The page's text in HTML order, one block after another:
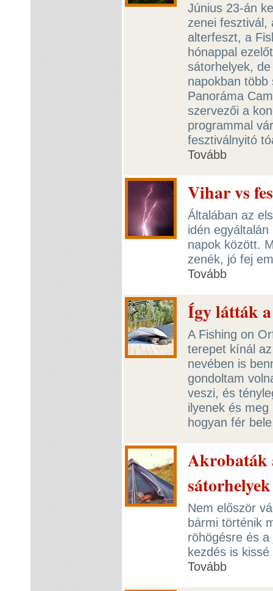
Június 23-án
zenei fesztivál,
alterfeszt, a
hónappal
sátorhelyek,
napokban
Panoráma
szervezői a
programmal
fesztiválnyitó
Tovább
Vihar vs
Általában az
idén
napok között.
zenék, jó fej
Tovább
Így látták
A Fishing on
terepet kínál
nevében is
gondoltam
veszi, és
ilyenek és
hogyan fér
Akrobaták
sátorhelyek
Nem először
bármi történik
röhögésre és
kezdés is
Tovább